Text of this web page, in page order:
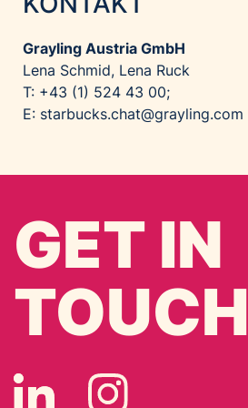
Grayling Austria GmbH
Lena Schmid, Lena Ruck
T: +43 (1) 524 43 00;
E: starbucks.chat@grayling.com
GET IN
TOUCH